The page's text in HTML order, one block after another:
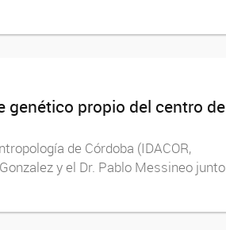
genético propio del centro de
de Córdoba (IDACOR,
y el Dr. Pablo Messineo junto